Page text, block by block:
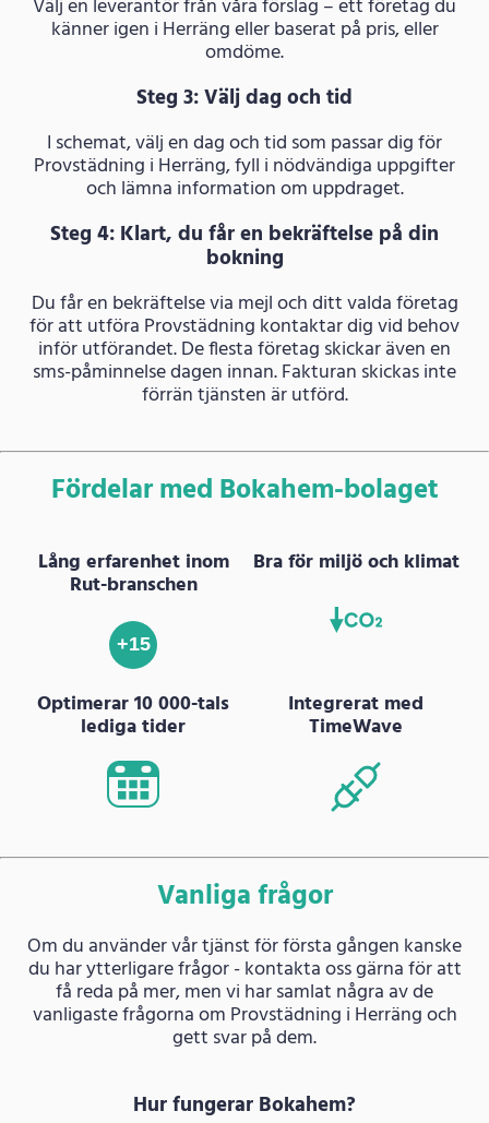
Välj en leverantör från våra förslag – ett företag du
känner igen i Herräng eller baserat på pris, eller
omdöme.
Steg 3: Välj dag och tid
I schemat, välj en dag och tid som passar dig för
Provstädning i Herräng, fyll i nödvändiga uppgifter
och lämna information om uppdraget.
Steg 4: Klart, du får en bekräftelse på din
bokning
Du får en bekräftelse via mejl och ditt valda företag
för att utföra Provstädning kontaktar dig vid behov
inför utförandet. De flesta företag skickar även en
sms-påminnelse dagen innan. Fakturan skickas inte
förrän tjänsten är utförd.
Fördelar med Bokahem-bolaget
Lång erfarenhet inom
Rut-branschen
+15
Bra för miljö och klimat
Optimerar 10 000-tals
lediga tider
Integrerat med
TimeWave
Vanliga frågor
Om du använder vår tjänst för första gången kanske
du har ytterligare frågor - kontakta oss gärna för att
få reda på mer, men vi har samlat några av de
vanligaste frågorna om Provstädning i Herräng och
gett svar på dem.
Hur fungerar Bokahem?